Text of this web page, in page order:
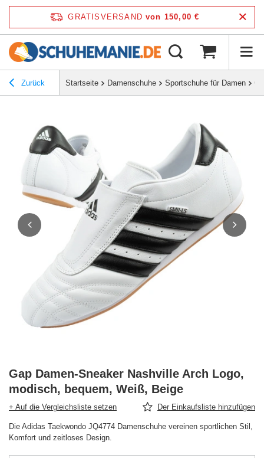
GRATISVERSAND von 150,00 €
Zurück Startseite Damenschuhe Sportschuhe für Damen
Gap Damen-Sneaker Nashville Arch Logo,
modisch, bequem, Weiß, Beige
+ Auf die Vergleichsliste setzen Der Einkaufsliste hinzufügen
Die Adidas Taekwondo JQ4774 Damenschuhe vereinen sportlichen Stil,
Komfort und zeitloses Design.